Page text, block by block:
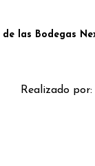
de las Bodegas
Realizado por: